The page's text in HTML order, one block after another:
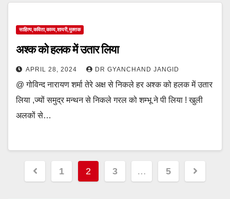
साहित्य,कविता,काव्य,शायरी,मुक्तक
अश्क को हलक में उतार लिया
APRIL 28, 2024 DR GYANCHAND JANGID
@ गोविन्द नारायण शर्मा तेरे अक्ष से निकले हर अश्क को हलक में उतार
लिया ,ज्यों समुद्र मन्थन से निकले गरल को शम्भू ने पी लिया ! खुली
अलकों से…
Posts
1 2 3 … 5